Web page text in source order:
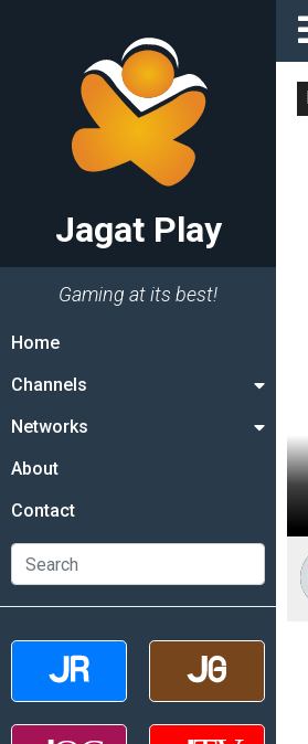
Jagat Play
Gaming at its best!
Home
Channels
Networks
About
Contact